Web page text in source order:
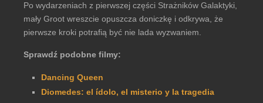
Po wydarzeniach z pierwszej części Strażników Galaktyki,
mały Groot wreszcie opuszcza doniczkę i odkrywa, że
pierwsze kroki potrafią być nie lada wyzwaniem.
Sprawdź podobne filmy:
Dancing Queen
Diomedes: el ídolo, el misterio y la tragedia